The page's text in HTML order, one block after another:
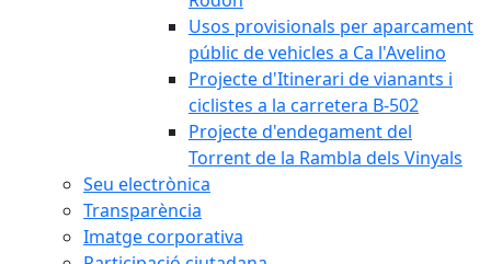
Usos provisionals per aparcament
públic de vehicles a Ca l'Avelino
Projecte d'Itinerari de vianants i
ciclistes a la carretera B-502
Projecte d'endegament del
Torrent de la Rambla dels Vinyals
Seu electrònica
Transparència
Imatge corporativa